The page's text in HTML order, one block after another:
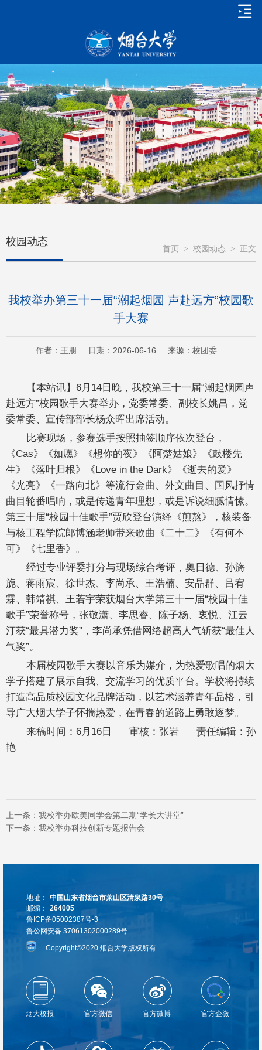
校园动态
首页 > 校园动态 > 正文
我校举办第三十一届“潮起烟园 声赴远方”校园歌
手大赛
作者：王朋 日期：2026-06-16 来源：校团委
【本站讯】6月14日晚，我校第三十一届“潮起烟园声
赴远方”校园歌手大赛举办，党委常委、副校长姚昌，党
委常委、宣传部部长杨众晖出席活动。
比赛现场，参赛选手按照抽签顺序依次登台，
《Cas》《如愿》《想你的夜》《阿楚姑娘》《鼓楼先
生》《落叶归根》《Love in the Dark》《逝去的爱》
《光亮》《一路向北》等流行金曲、外文曲目、国风抒情
曲目轮番唱响，或是传递青年理想，或是诉说细腻情愫。
第三十届“校园十佳歌手”贾欣登台演绎《煎熬》，核装备
与核工程学院郎博涵老师带来歌曲《二十二》《有何不
可》《七里香》。
经过专业评委打分与现场综合考评，奥日德、孙旖
旎、蒋雨宸、徐世杰、李尚承、王浩楠、安晶群、吕宥
霖、韩靖祺、王若宇荣获烟台大学第三十一届“校园十佳
歌手”荣誉称号，张敬潇、李思睿、陈子杨、衷悦、江云
汀获“最具潜力奖”，李尚承凭借网络超高人气斩获“最佳人
气奖”。
本届校园歌手大赛以音乐为媒介，为热爱歌唱的烟大
学子搭建了展示自我、交流学习的优质平台。学校将持续
打造高品质校园文化品牌活动，以艺术涵养青年品格，引
导广大烟大学子怀揣热爱，在青春的道路上勇敢逐梦。
来稿时间：6月16日 审核：张岩 责任编辑：孙
艳
上一条： 我校举办欧美同学会第二期“学长大讲堂”
下一条： 我校举办科技创新专题报告会
地址：
中国山东省烟台市莱山区清泉路30号
邮编：
264005
鲁ICP备05002387号-3
鲁公网安备 37061302000289号
Copyright©2020 烟台大学版权所有
烟大校报 官方微信 官方微博 官方企微